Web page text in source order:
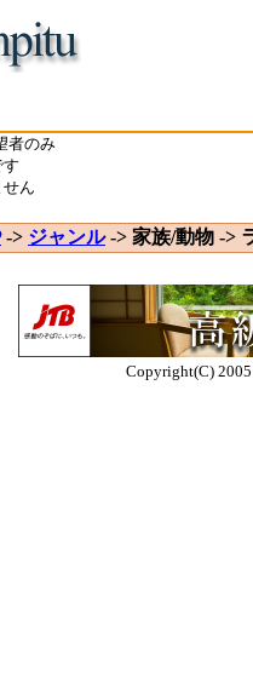
者のみ
ん
-> ジャンル-> 家族/動物 ->
Copyright(C)